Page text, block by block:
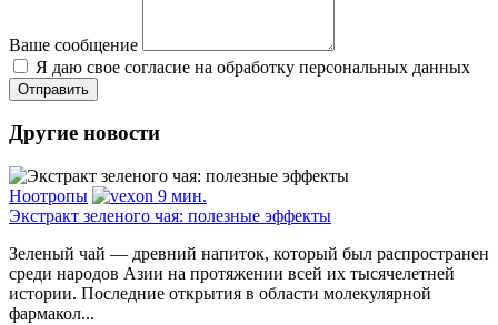
Ваше сообщение
Я даю свое согласие на обработку персональных данных
Другие новости
Ноотропы
9 мин.
Экстракт зеленого чая: полезные эффекты
Зеленый чай — древний напиток, который был распространен
среди народов Азии на протяжении всей их тысячелетней
истории. Последние открытия в области молекулярной
фармакол...